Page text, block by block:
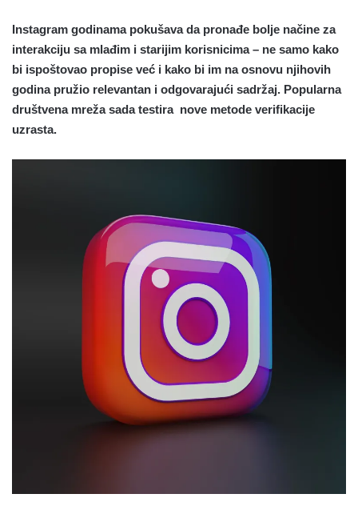
Instagram godinama pokušava da pronađe bolje načine za
interakciju sa mlađim i starijim korisnicima – ne samo kako
bi ispoštovao propise već i kako bi im na osnovu njihovih
godina pružio relevantan i odgovarajući sadržaj. Popularna
društvena mreža sada testira nove metode verifikacije
uzrasta.